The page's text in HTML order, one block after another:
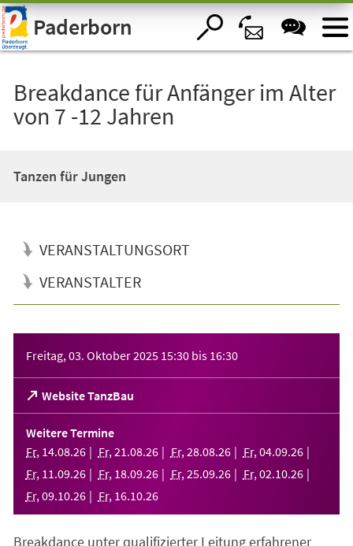
Visuelle
Assistenzsoftware
öffnen.Paderborn
Breakdance für Anfänger im Alter
von 7 -12 Jahren
Tanzen für Jungen
VERANSTALTUNGSORT
VERANSTALTER
Freitag, 03. Oktober 2025 15:30 bis 16:30
Website TanzBau
(Öffnet
in
einem
neuen
Tab)
Weitere Termine
Fr, 14.08.26 Fr, 21 .08.26 Fr, 28.08.26 Fr, 04.09.26
Fr, 11 .09.26 Fr, 18.09.26 Fr, 25.09.26 Fr, 02.10.26
Fr, 09.10.26 Fr, 16.10.26
Breakdance unter qualifizierter Leitung erfahrener